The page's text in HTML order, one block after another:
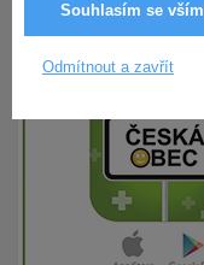
Souhlasím se vším
Odmítnout a zavřít